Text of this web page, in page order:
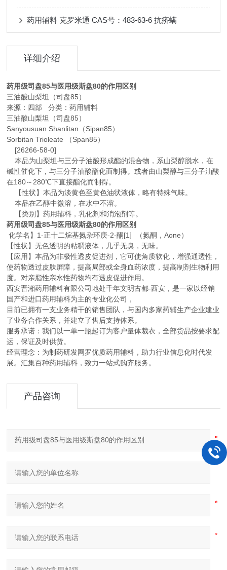
药用辅料 克罗米通 CAS号：483-63-6 抗疥螨
详细介绍
药用级司盘85与医用级斯盘80的作用区别
三油酸山梨坦（司盘85）
来源：四部 分类：药用辅料
三油酸山梨坦（司盘85）
Sanyousuan Shanlitan（Sipan85）
Sorbitan Trioleate （Span85）
[26266-58-0]
本品为山梨坦与三分子油酸形成酯的混合物，系山梨醇脱水，在
碱性催化下，与三分子油酸酯化而制得。或者由山梨醇与三分子油酸
在180～280℃下直接酯化而制得。
【性状】本品为淡黄色至黄色油状液体，略有特殊气味。
本品在乙醇中微溶，在水中不溶。
【类别】药用辅料，乳化剂和消泡剂等。
药用级司盘85与医用级斯盘80的作用区别
化学名】1-正十二烷基氮杂环庚-2-酮[1] （氮酮，Aone）
【性状】无色透明的粘稠液体，几乎无臭，无味。
【应用】本品为非极性透皮促进剂，它可使角质软化，增强通透性，
使药物透过皮肤屏障，提高局部或全身血药浓度，提高制剂生物利用
度。对亲脂性亲水性药物均有透皮促进作用。
西安晋湘药用辅料有限公司地处千年文明古都-西安，是一家以经销
国产和进口药用辅料为主的专业化公司，
目前已拥有一支业务精干的销售团队，与国内多家药辅生产企业建业
了业务合作关系，并建立了售后支持体系。
服务承诺：我们以一单一瓶起订为客户量体裁衣，全部货品按要求配
运，保证及时供货。
经营理念：为制药研发网罗优质药用辅料，助力行业信息化时代发
展。汇集百种药用辅料，致力一站式购齐服务。
产品咨询